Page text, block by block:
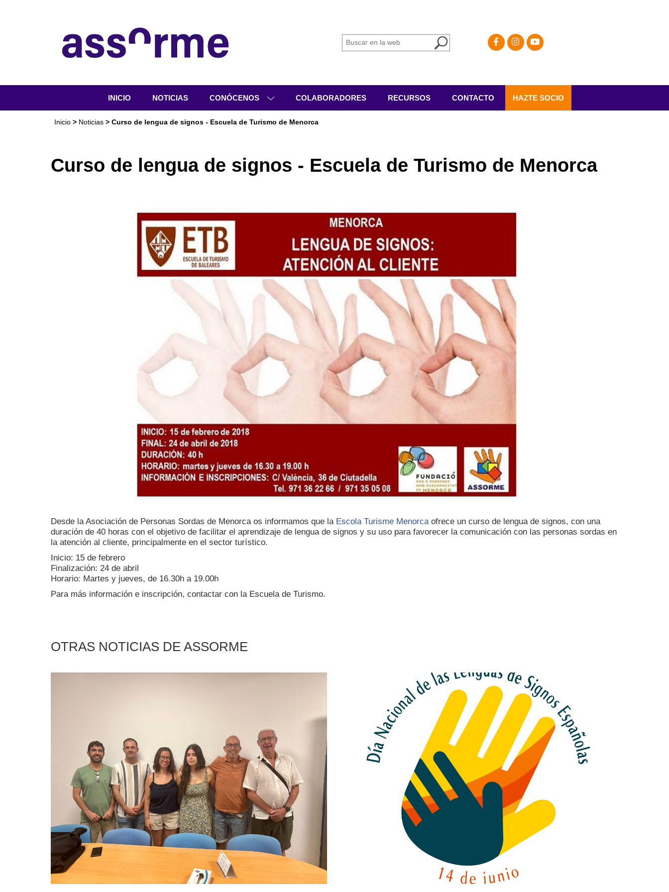
INICIO NOTICIAS CONÓCENOS
ACTIVIDADES
COLABORADORES RECURSOS CONTACTO HAZTE SOCIO
Inicio> Noticias> Curso de lengua de signos - Escuela de Turismo de Menorca
Curso de lengua de signos - Escuela de Turismo de Menorca
Desde la Asociación de Personas Sordas de Menorca os informamos que la Escola Turisme Menorca ofrece un curso de lengua de signos, con una
duración de 40 horas con el objetivo de facilitar el aprendizaje de lengua de signos y su uso para favorecer la comunicación con las personas sordas en
la atención al cliente, principalmente en el sector turístico.
Inicio: 15 de febrero
Finalización: 24 de abril
Horario: Martes y jueves, de 16.30h a 19.00h
Para más información e inscripción, contactar con la Escuela de Turismo.
OTRAS NOTICIAS DE ASSORME